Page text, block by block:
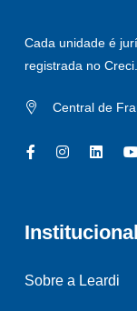
Cada unidade é
registrada no Creci.
Central de
Institucional
Sobre a Leardi